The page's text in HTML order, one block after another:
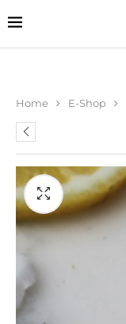
Home E-Shop